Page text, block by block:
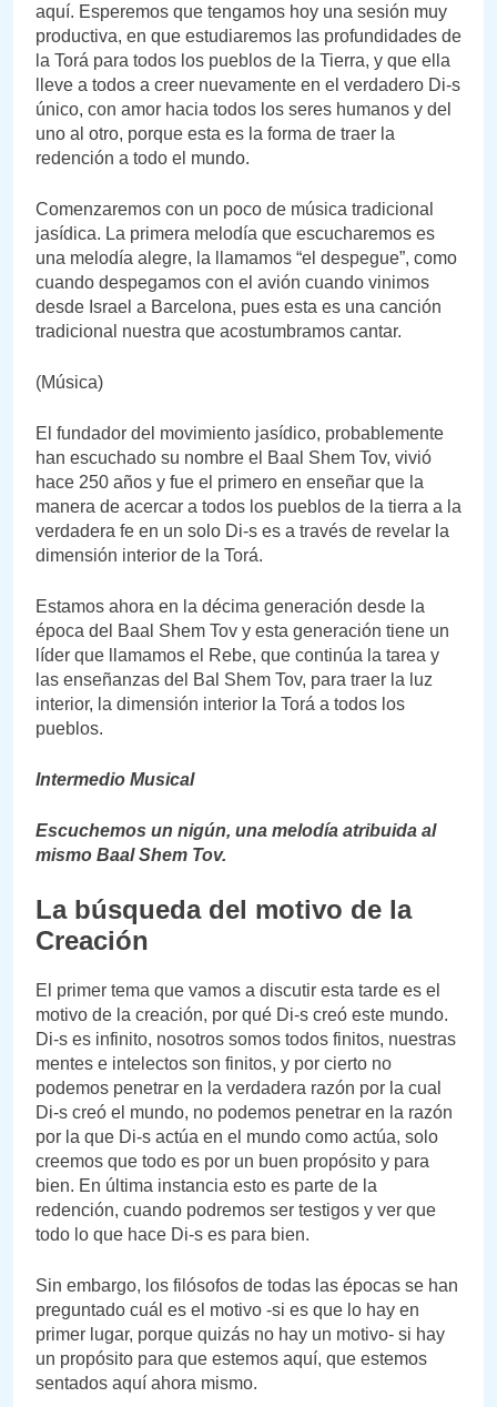
aquí. Esperemos que tengamos hoy una sesión muy
productiva, en que estudiaremos las profundidades de
la Torá para todos los pueblos de la Tierra, y que ella
lleve a todos a creer nuevamente en el verdadero Di-s
único, con amor hacia todos los seres humanos y del
uno al otro, porque esta es la forma de traer la
redención a todo el mundo.
Comenzaremos con un poco de música tradicional
jasídica. La primera melodía que escucharemos es
una melodía alegre, la llamamos “el despegue”, como
cuando despegamos con el avión cuando vinimos
desde Israel a Barcelona, pues esta es una canción
tradicional nuestra que acostumbramos cantar.
(Música)
El fundador del movimiento jasídico, probablemente
han escuchado su nombre el Baal Shem Tov, vivió
hace 250 años y fue el primero en enseñar que la
manera de acercar a todos los pueblos de la tierra a la
verdadera fe en un solo Di-s es a través de revelar la
dimensión interior de la Torá.
Estamos ahora en la décima generación desde la
época del Baal Shem Tov y esta generación tiene un
líder que llamamos el Rebe, que continúa la tarea y
las enseñanzas del Bal Shem Tov, para traer la luz
interior, la dimensión interior la Torá a todos los
pueblos.
Intermedio Musical
Escuchemos un nigún, una melodía atribuida al
mismo Baal Shem Tov.
La búsqueda del motivo de la
Creación
El primer tema que vamos a discutir esta tarde es el
motivo de la creación, por qué Di-s creó este mundo.
Di-s es infinito, nosotros somos todos finitos, nuestras
mentes e intelectos son finitos, y por cierto no
podemos penetrar en la verdadera razón por la cual
Di-s creó el mundo, no podemos penetrar en la razón
por la que Di-s actúa en el mundo como actúa, solo
creemos que todo es por un buen propósito y para
bien. En última instancia esto es parte de la
redención, cuando podremos ser testigos y ver que
todo lo que hace Di-s es para bien.
Sin embargo, los filósofos de todas las épocas se han
preguntado cuál es el motivo -si es que lo hay en
primer lugar, porque quizás no hay un motivo- si hay
un propósito para que estemos aquí, que estemos
sentados aquí ahora mismo.